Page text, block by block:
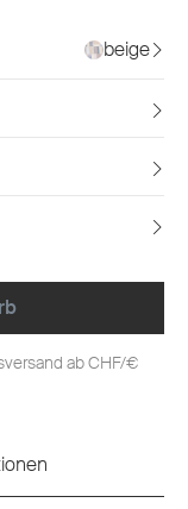
beige
ab CHF/€